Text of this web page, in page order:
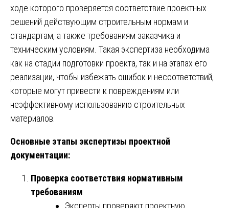
ходе которого проверяется соответствие проектных
решений действующим строительным нормам и
стандартам, а также требованиям заказчика и
техническим условиям. Такая экспертиза необходима
как на стадии подготовки проекта, так и на этапах его
реализации, чтобы избежать ошибок и несоответствий,
которые могут привести к повреждениям или
неэффективному использованию строительных
материалов.
Основные этапы экспертизы проектной
документации:
Проверка соответствия нормативным
требованиям
Эксперты проверяют проектную